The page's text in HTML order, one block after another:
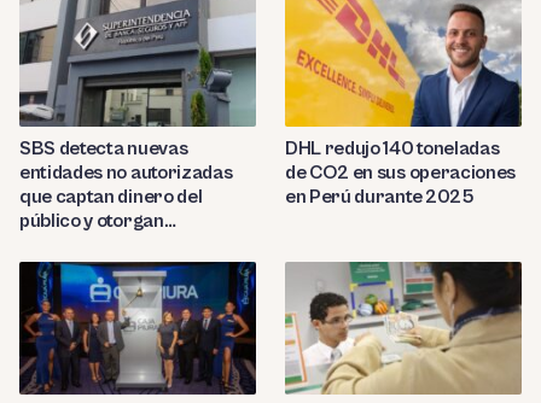
SBS detecta nuevas
entidades no autorizadas
que captan dinero del
público y otorgan
DHL redujo 140 toneladas
de CO2 en sus operaciones
en Perú durante 2025